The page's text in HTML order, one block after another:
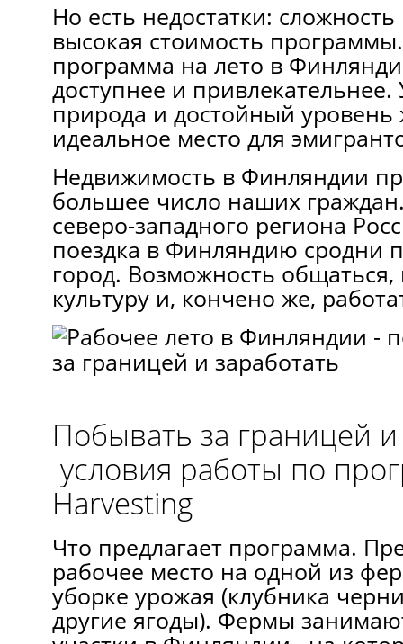
Но есть недостатки:
высокая стоимость
программа на лето в
доступнее и
природа и достойный
идеальное место для
Недвижимость в Финляндии
большее число наших
северо-западного региона
поездка в Финляндию сродни
город. Возможность общаться,
культуру и, кончено же,
Побывать за границей
условия работы по
Harvesting
Что предлагает программа.
рабочее место на одной из
уборке урожая (клубника
другие ягоды). Фермы